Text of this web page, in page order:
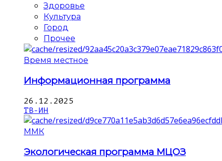
Здоровье
Культура
Город
Прочее
Время местное
Информационная программа
26.12.2025
ТВ-ИН
ММК
Экологическая программа МЦОЗ